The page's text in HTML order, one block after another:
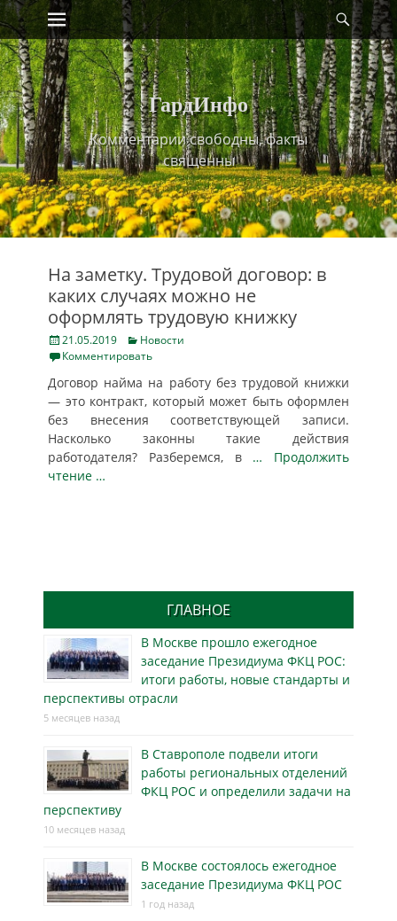
Skip
to
content
Primary Menu
ГардИнфо
Комментарии свободны, факты
священны
На заметку. Трудовой договор: в
каких случаях можно не
оформлять трудовую книжку
Posted
on
21.05.2019 Categories
Новости
Комментировать
Договор найма на работу без трудовой книжки
— это контракт, который может быть оформлен
без внесения соответствующей записи.
Насколько законны такие действия
работодателя? Разберемся, в … Продолжить
чтение …
ГЛАВНОЕ
В Москве прошло ежегодное
заседание Президиума ФКЦ РОС:
итоги работы, новые стандарты и
перспективы отрасли
5 месяцев назад
В Ставрополе подвели итоги
работы региональных отделений
ФКЦ РОС и определили задачи на
перспективу
10 месяцев назад
В Москве состоялось ежегодное
заседание Президиума ФКЦ РОС
1 год назад